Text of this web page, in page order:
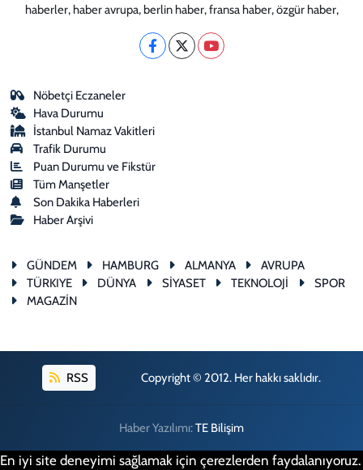
haberler, haber avrupa, berlin haber, fransa haber, özgür haber,
Nöbetçi Eczaneler
Hava Durumu
İstanbul Namaz Vakitleri
Trafik Durumu
Puan Durumu ve Fikstür
Tüm Manşetler
Son Dakika Haberleri
Haber Arşivi
GÜNDEM HAMBURG ALMANYA
AVRUPA
TÜRKIYE
DÜNYA SİYASET TEKNOLOJİ
SPOR
MAGAZİN
RSS Copyright © 2012. Her hakkı saklıdır.
Haber Yazılımı:TE Bilişim
En iyi site deneyimi sağlamak için çerezlerden faydalanıyoruz.